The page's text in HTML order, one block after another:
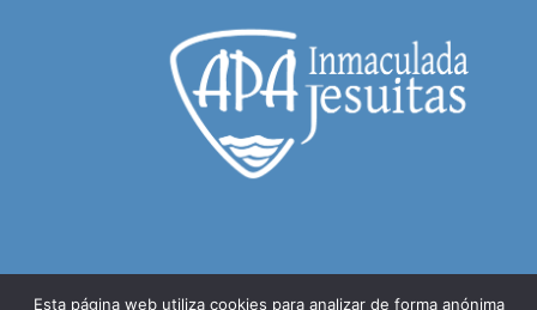
Esta página web utiliza cookies para analizar de forma anónima